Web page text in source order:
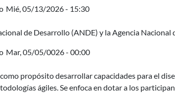
Mié, 05/13/2026 - 15:30
y ANII presentan en Fing programa para
de Desarrollo (ANDE) y la Agencia
Mar, 05/05/0026 - 00:00
de Transdisciplina Aplicada Edición 2026
propósito desarrollar capacidades para el
ágiles. Se enfoca en dotar a los